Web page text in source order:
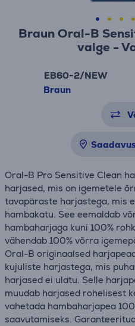
Braun Oral-B
valge -
EB60-2/NEW
Braun
Oral-B Pro Sensitive Clean
harjased, mis on igemetele
tavapäraste harjastega, mis
hambakatu. See eemaldab
hambaharjaga kuni 100%
vähendab 100% võrra
Oral-B originaalsed
kujuliste harjastega, mis
harjased ei ulatu. Selle
muudab harjased rohelisest
vahetada hambaharjapea
saavutamiseks.